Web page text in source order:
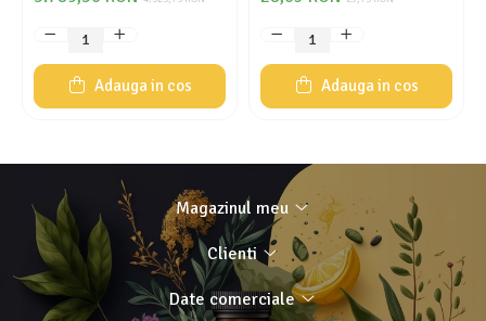
Adauga in cos Adauga in cos
Magazinul meu
Clienti
Date comerciale